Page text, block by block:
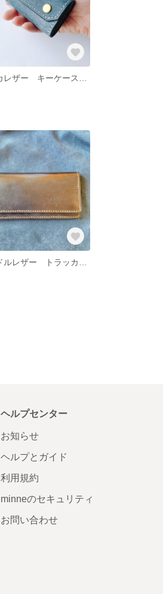
ヘルプセンター
お知らせ
ヘルプとガイド
利用規約
minneのセキュリティ
お問い合わせ